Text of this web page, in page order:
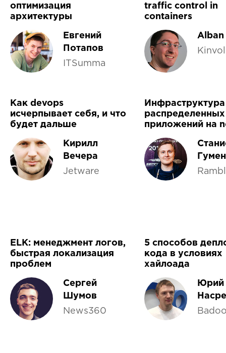
оптимизация
архитектуры
Евгений
Потапов
ITSumma
traffic control in
containers
Alban
Как devops
исчерпывает себя, и что
будет дальше
Кирилл
Вечера
Jetware
Инфраструктура
распределенных
приложений на
ELK: менеджмент логов,
быстрая локализация
проблем
Сергей
Шумов
News360
5 способов
кода в условиях
хайлоада
Юрий